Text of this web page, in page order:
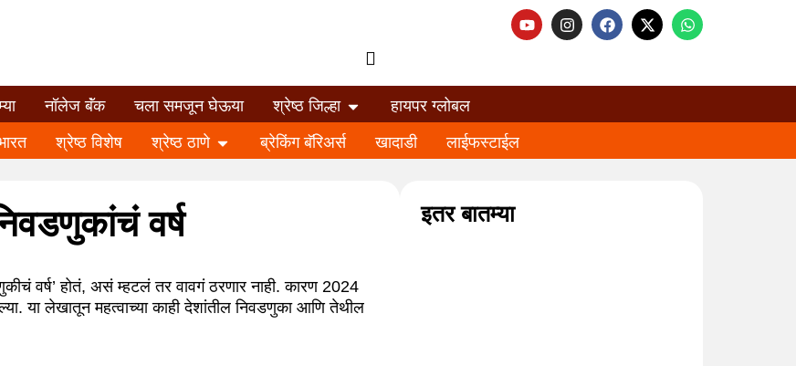
नॉलेज बॅंक चला समजून घेऊया श्रेष्ठ जिल्हा
हायपर ग्लोबल
श्रेष्ठ विशेष श्रेष्ठ ठाणे ब्रेकिंग बॅरिअर्स खादाडी लाईफस्टाईल
वर्ष
वर्ष’ होतं, असं म्हटलं तर वावगं ठरणार नाही. कारण 2024
या लेखातून महत्वाच्या काही देशांतील निवडणुका आणि तेथील
इतर बातम्या